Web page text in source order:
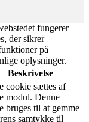
fungerer
der sikrer
på
oplysninger.
Beskrivelse
cookie sættes af
modul. Denne
bruges til at gemme
samtykke til